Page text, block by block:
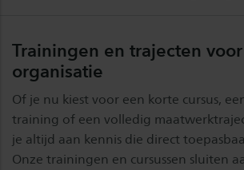
Trainingen en trajecten
organisatie
Of je nu kiest voor een korte cursus,
training of een volledig
je altijd aan kennis die direct
Onze trainingen en cursussen sluiten